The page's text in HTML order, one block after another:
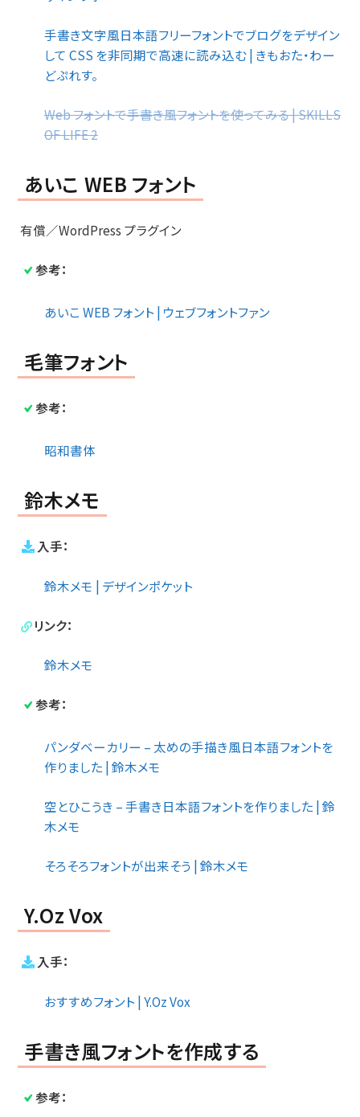
手書き文字風日本語フリーフォントでブログをデザイン
して CSS を非同期で高速に読み込む | きもおた・わー
どぷれす。
Web フォントで手書き風フォントを使ってみる | SKILLS
OF LIFE 2
あいこ WEB フォント
有償／WordPress プラグイン
参考：
あいこ WEB フォント | ウェブフォントファン
毛筆フォント
参考：
昭和書体
鈴木メモ
入手：
鈴木メモ | デザインポケット
リンク：
鈴木メモ
参考：
パンダベーカリー – 太めの手描き風日本語フォントを
作りました | 鈴木メモ
空とひこうき – 手書き日本語フォントを作りました | 鈴
木メモ
そろそろフォントが出来そう | 鈴木メモ
Y.Oz Vox
入手：
おすすめフォント | Y.Oz Vox
手書き風フォントを作成する
参考：